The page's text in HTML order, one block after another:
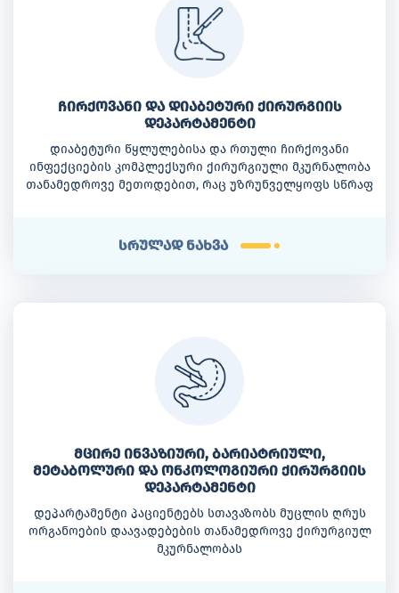
ჩირქოვანი და დიაბეტური ქირურგიის
დეპარტამენტი
დიაბეტური წყლულებისა და რთული ჩირქოვანი
ინფექციების კომპლექსური ქირურგიული მკურნალობა
თანამედროვე მეთოდებით, რაც უზრუნველყოფს სწრაფ
სრულად ნახვა
მცირე ინვაზიური, ბარიატრიული,
მეტაბოლური და ონკოლოგიური ქირურგიის
დეპარტამენტი
დეპარტამენტი პაციენტებს სთავაზობს მუცლის ღრუს
ორგანოების დაავადებების თანამედროვე ქირურგიულ
მკურნალობას